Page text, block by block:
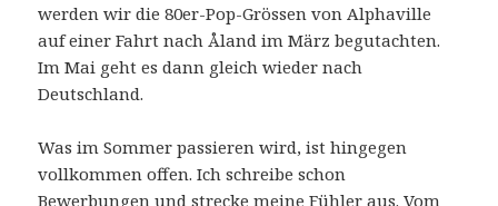
werden wir die 80er-Pop-Grössen von Alphaville
auf einer Fahrt nach Åland im März begutachten.
Im Mai geht es dann gleich wieder nach
Deutschland.
Was im Sommer passieren wird, ist hingegen
vollkommen offen. Ich schreibe schon
Bewerbungen und strecke meine Fühler aus. Vom